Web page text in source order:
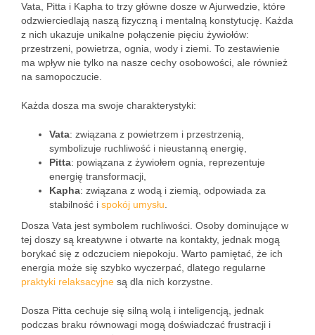
Vata, Pitta i Kapha to trzy główne dosze w Ajurwedzie, które
odzwierciedlają naszą fizyczną i mentalną konstytucję. Każda
z nich ukazuje unikalne połączenie pięciu żywiołów:
przestrzeni, powietrza, ognia, wody i ziemi. To zestawienie
ma wpływ nie tylko na nasze cechy osobowości, ale również
na samopoczucie.
Każda dosza ma swoje charakterystyki:
Vata: związana z powietrzem i przestrzenią,
symbolizuje ruchliwość i nieustanną energię,
Pitta: powiązana z żywiołem ognia, reprezentuje
energię transformacji,
Kapha: związana z wodą i ziemią, odpowiada za
stabilność i spokój umysłu
Dosza Vata jest symbolem ruchliwości. Osoby dominujące w
tej doszy są kreatywne i otwarte na kontakty, jednak mogą
borykać się z odczuciem niepokoju. Warto pamiętać, że ich
energia może się szybko wyczerpać, dlatego regularne
praktyki relaksacyjne są dla nich korzystne.
Dosza Pitta cechuje się silną wolą i inteligencją, jednak
podczas braku równowagi mogą doświadczać frustracji i